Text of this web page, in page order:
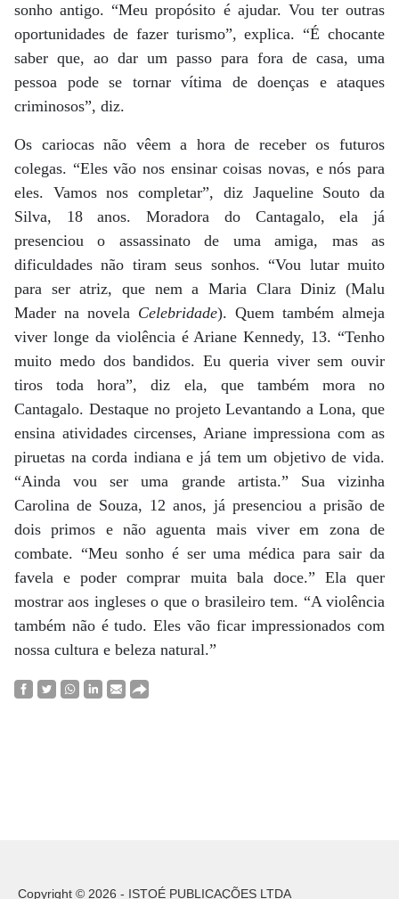
sonho antigo. “Meu propósito é ajudar. Vou ter outras
oportunidades de fazer turismo”, explica. “É chocante
saber que, ao dar um passo para fora de casa, uma
pessoa pode se tornar vítima de doenças e ataques
criminosos”, diz.
Os cariocas não vêem a hora de receber os futuros
colegas. “Eles vão nos ensinar coisas novas, e nós para
eles. Vamos nos completar”, diz Jaqueline Souto da
Silva, 18 anos. Moradora do Cantagalo, ela já
presenciou o assassinato de uma amiga, mas as
dificuldades não tiram seus sonhos. “Vou lutar muito
para ser atriz, que nem a Maria Clara Diniz (Malu
Mader na novela Celebridade). Quem também almeja
viver longe da violência é Ariane Kennedy, 13. “Tenho
muito medo dos bandidos. Eu queria viver sem ouvir
tiros toda hora”, diz ela, que também mora no
Cantagalo. Destaque no projeto Levantando a Lona, que
ensina atividades circenses, Ariane impressiona com as
piruetas na corda indiana e já tem um objetivo de vida.
“Ainda vou ser uma grande artista.” Sua vizinha
Carolina de Souza, 12 anos, já presenciou a prisão de
dois primos e não aguenta mais viver em zona de
combate. “Meu sonho é ser uma médica para sair da
favela e poder comprar muita bala doce.” Ela quer
mostrar aos ingleses o que o brasileiro tem. “A violência
também não é tudo. Eles vão ficar impressionados com
nossa cultura e beleza natural.”
Copyright © 2026 - ISTOÉ PUBLICAÇÕES LTDA